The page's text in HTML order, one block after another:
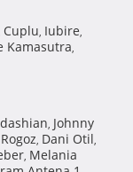
Cuplu, Iubire,
Kamasutra,
, Johnny
, Dani Otil,
, Melania